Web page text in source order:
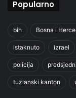
Popularno
bih Bosna i
istaknuto izrael
policija
tuzlanski kanton